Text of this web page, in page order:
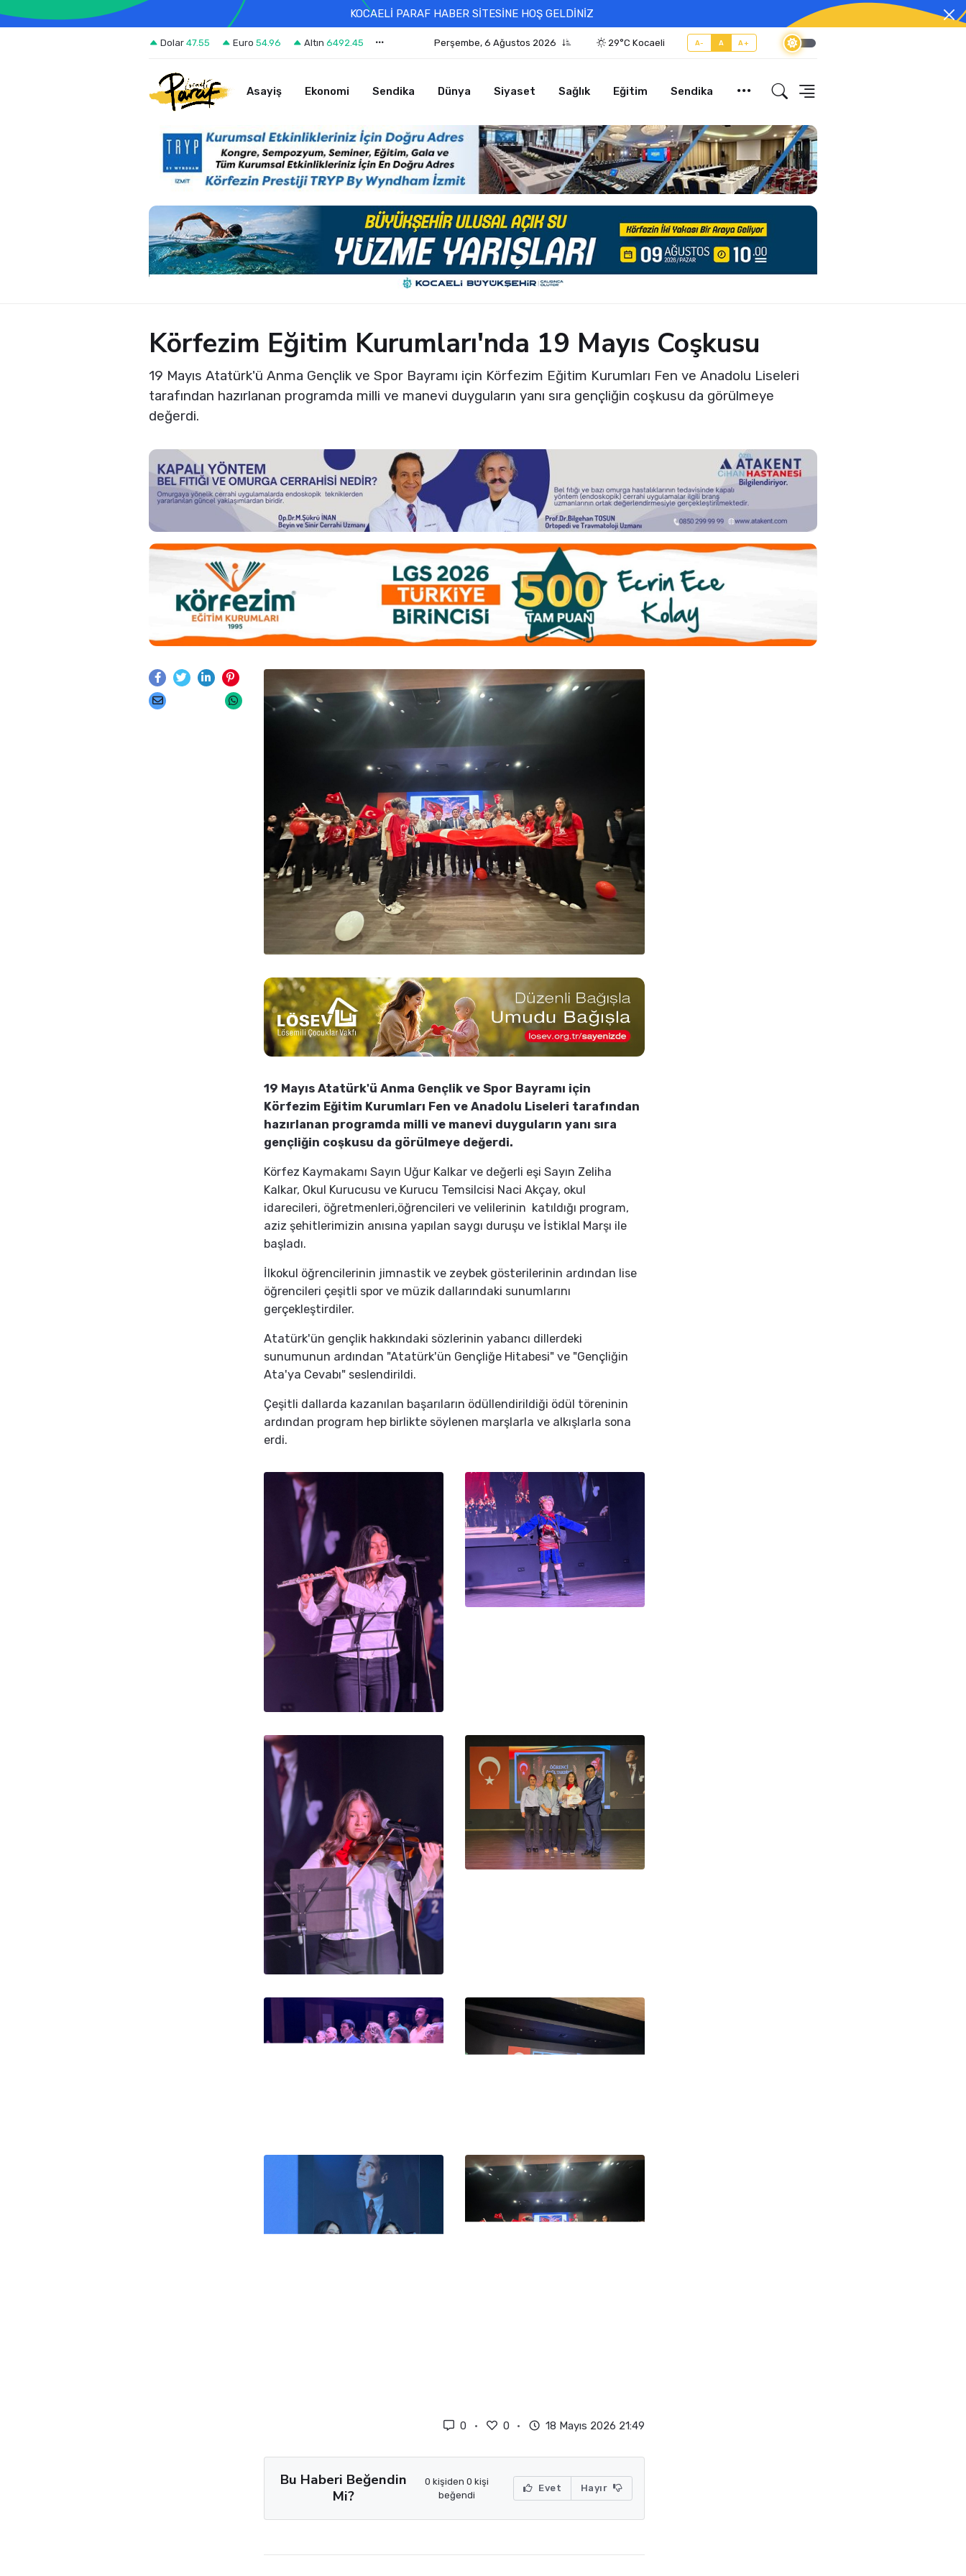
KOCAELİ PARAF HABER SİTESİNE HOŞ GELDİNİZ
Dolar 47.55 Euro 54.96 Altın 6492.45 Perşembe, 6 Ağustos 2026 29°C Kocaeli A- A A+
Asayiş Ekonomi Sendika Dünya Siyaset Sağlık Eğitim Sendika
Körfezim Eğitim Kurumları'nda 19 Mayıs Coşkusu
19 Mayıs Atatürk'ü Anma Gençlik ve Spor Bayramı için Körfezim Eğitim Kurumları Fen ve Anadolu Liseleri
tarafından hazırlanan programda milli ve manevi duyguların yanı sıra gençliğin coşkusu da görülmeye
değerdi.
19 Mayıs Atatürk'ü Anma Gençlik ve Spor Bayramı için
Körfezim Eğitim Kurumları Fen ve Anadolu Liseleri tarafından
hazırlanan programda milli ve manevi duyguların yanı sıra
gençliğin coşkusu da görülmeye değerdi.
Körfez Kaymakamı Sayın Uğur Kalkar ve değerli eşi Sayın Zeliha
Kalkar, Okul Kurucusu ve Kurucu Temsilcisi Naci Akçay, okul
idarecileri, öğretmenleri,öğrencileri ve velilerinin katıldığı program,
aziz şehitlerimizin anısına yapılan saygı duruşu ve İstiklal Marşı ile
başladı.
İlkokul öğrencilerinin jimnastik ve zeybek gösterilerinin ardından lise
öğrencileri çeşitli spor ve müzik dallarındaki sunumlarını
gerçekleştirdiler.
Atatürk'ün gençlik hakkındaki sözlerinin yabancı dillerdeki
sunumunun ardından "Atatürk'ün Gençliğe Hitabesi" ve "Gençliğin
Ata'ya Cevabı" seslendirildi.
Çeşitli dallarda kazanılan başarıların ödüllendirildiği ödül töreninin
ardından program hep birlikte söylenen marşlarla ve alkışlarla sona
erdi.
0 0 18 Mayıs 2026 21:49
Bu Haberi Beğendin
Mi?
0 kişiden 0 kişi
beğendi
Evet Hayır